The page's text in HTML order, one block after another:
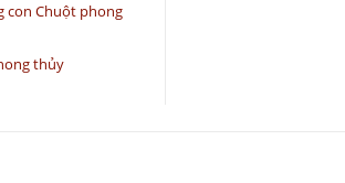
con Chuột phong
thủy